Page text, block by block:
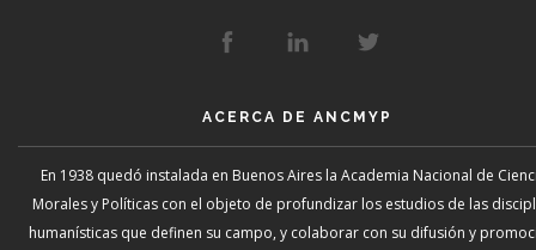
ACERCA DE ANCMYP
En 1938 quedó instalada en Buenos Aires la Academia Nacional de
Morales y Políticas con el objeto de profundizar los estudios de las
humanísticas que definen su campo, y colaborar con su difusión y